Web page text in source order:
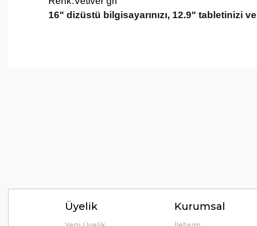
16" dizüstü bilgisayarınızı, 12.9" tabletinizi
Kesinlikle Hem Ürünü hem de firmayı tavsiye ederim. Gayet ilgili ve
Üyelik Kurumsal